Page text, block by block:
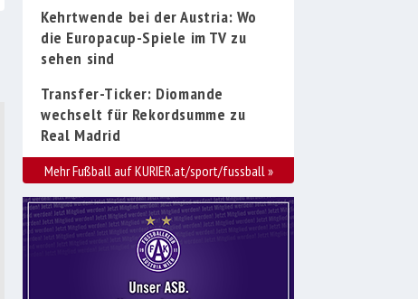
Kehrtwende bei der Austria: Wo
die Europacup-Spiele im TV zu
sehen sind
Transfer-Ticker: Diomande
wechselt für Rekordsumme zu
Real Madrid
Mehr Fußball auf KURIER.at/sport/fussball »